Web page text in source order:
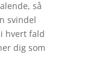
så
svindel
hvert fald
dig som